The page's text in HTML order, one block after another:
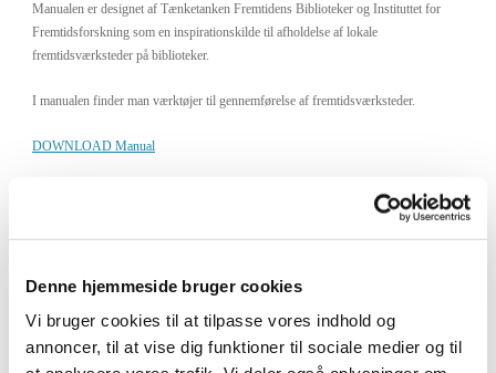
Denne hjemmeside bruger cookies
Vi bruger cookies til at tilpasse vores indhold og
annoncer, til at vise dig funktioner til sociale medier og til
Manualen er designet af Tænketanken Fremtidens Biblioteker og Instituttet for
Fremtidsforskning som en inspirationskilde til afholdelse af lokale
fremtidsværksteder på biblioteker.
I manualen finder man værktøjer til gennemførelse af fremtidsværksteder.
DOWNLOAD Manual